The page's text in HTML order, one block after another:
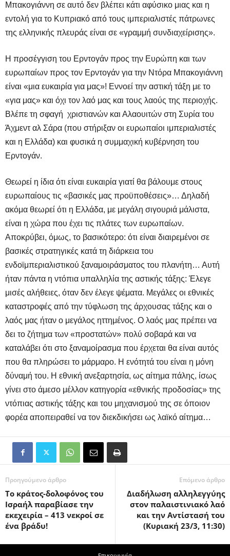
Μπακογιάννη σε αυτό δεν βλέπει κάτι αφύσικο μιας και η
εντολή για το Κυπριακό από τους ιμπεριαλιστές πάτρωνες
της ελληνικής πλευράς είναι σε «γραμμή συνδιαχείρισης».
Η προσέγγιση του Ερντογάν προς την Ευρώπη και των
ευρωπαίων προς τον Ερντογάν για την Ντόρα Μπακογιάννη
είναι «μια ευκαιρία για μας»! Εννοεί την αστική τάξη με το
«για μας» και όχι τον λαό μας και τους λαούς της περιοχής.
Βλέπε τη σφαγή χριστιανών και Αλαουιτών στη Συρία του
Άχμεντ αλ Σάρα (που στήριξαν οι ευρωπαίοι ιμπεριαλιστές
και η Ελλάδα) και φυσικά η συμμαχική κυβέρνηση του
Ερντογάν.
Θεωρεί η ίδια ότι είναι ευκαιρία γιατί θα βάλουμε στους
ευρωπαίους τις «βασικές μας προϋποθέσεις»… Δηλαδή
ακόμα θεωρεί ότι η Ελλάδα, με μεγάλη σιγουριά μάλιστα,
είναι η χώρα που έχει τις πλάτες των ευρωπαίων.
Αποκρύβει, όμως, το βασικότερο: ότι είναι διαιρεμένοι σε
βασικές στρατηγικές κατά τη διάρκεια του
ενδοϊμπεριαλιστικού ξαναμοιράσματος του πλανήτη… Αυτή
ήταν πάντα η ντόπια υπαλληλία της αστικής τάξης: Έλεγε
μισές αλήθειες, όταν δεν έλεγε ψέματα. Μεγάλες οι εθνικές
καταστροφές από την τύφλωση της άρχουσας τάξης και ο
λαός μας ήταν ο μεγάλος ηττημένος. Ο λαός μας πρέπει να
δει το ζήτημα των «προστατών» πολύ σοβαρά και να
καταλάβει ότι στο ξαναμοίρασμα που έρχεται θα είναι αυτός
που θα πληρώσει το μάρμαρο. Η ενότητά του είναι η μόνη
δύναμή του. Η εθνική ανεξαρτησία, ως αίτημα πάλης, ίσως
γίνει στο άμεσο μέλλον κατηγορία «εθνικής προδοσίας» της
ντόπιας αστικής τάξης και του μηχανισμού της σε όποιον
φορέα αποπειραθεί να τον διεκδικήσει ως λαϊκό αίτημα…
Προηγούμενο άρθρο
Το κράτος-δολοφόνος του
Ισραήλ παραβίασε την
εκεχειρία – 413 νεκροί σε
ένα βράδυ!
Επόμενο άρθρο
Διαδήλωση αλληλεγγύης
στον παλαιστινιακό λαό
και την Αντίστασή του
(Κυριακή 23/3, 11:30)